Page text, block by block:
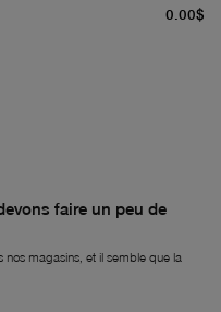
0.00$
faire un peu de
nos magasins, et il semble que la